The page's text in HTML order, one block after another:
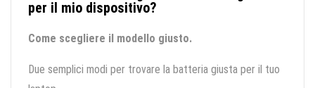
per il mio dispositivo?
Come scegliere il modello giusto.
Due semplici modi per trovare la batteria giusta per il tuo